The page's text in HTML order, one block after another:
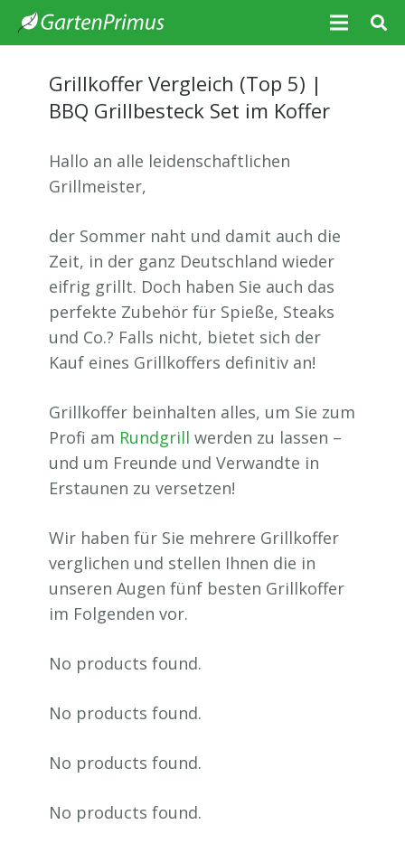
Grillkoffer Vergleich (Top 5) |
BBQ Grillbesteck Set im Koffer
Hallo an alle leidenschaftlichen
Grillmeister,
der Sommer naht und damit auch die
Zeit, in der ganz Deutschland wieder
eifrig grillt. Doch haben Sie auch das
perfekte Zubehör für Spieße, Steaks
und Co.? Falls nicht, bietet sich der
Kauf eines Grillkoffers definitiv an!
Grillkoffer beinhalten alles, um Sie zum
Profi am Rundgrill werden zu lassen –
und um Freunde und Verwandte in
Erstaunen zu versetzen!
Wir haben für Sie mehrere Grillkoffer
verglichen und stellen Ihnen die in
unseren Augen fünf besten Grillkoffer
im Folgenden vor.
No products found.
No products found.
No products found.
No products found.